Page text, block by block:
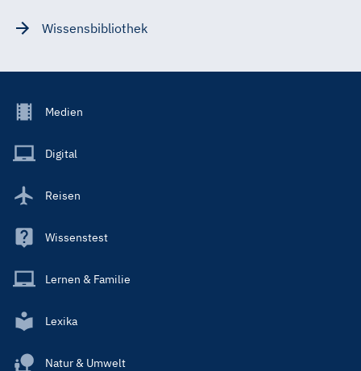
Wissensbibliothek
Footer
Main
Medien
Digital
Reisen
Wissenstest
Lernen & Familie
Lexika
Natur & Umwelt